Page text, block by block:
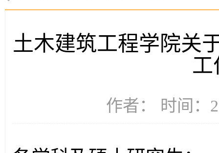
土木建筑工程学院关
工
作者： 时间：